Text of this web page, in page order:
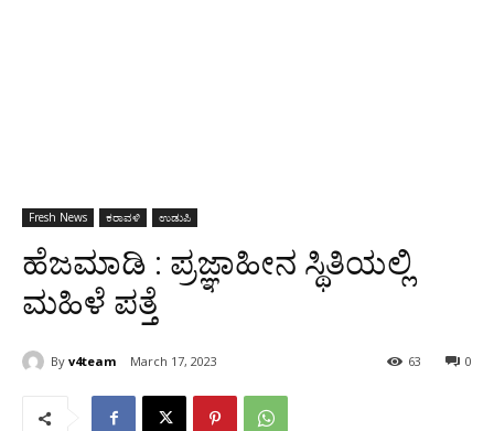
Fresh News ಕರಾವಳಿ ಉಡುಪಿ
ಹೆಜಮಾಡಿ : ಪ್ರಜ್ಞಾಹೀನ ಸ್ಥಿತಿಯಲ್ಲಿ
ಮಹಿಳೆ ಪತ್ತೆ
By v4team March 17, 2023 0
63